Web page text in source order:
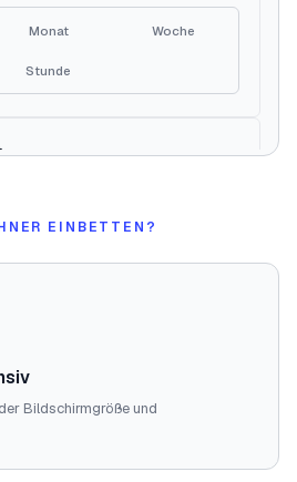
EINBETTEN?
Bildschirmgröße und